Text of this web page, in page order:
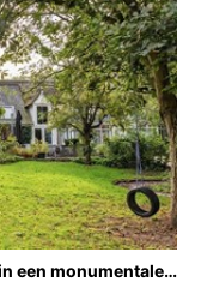
Origineel vergaderen en overnachten in een monumentale boerderij